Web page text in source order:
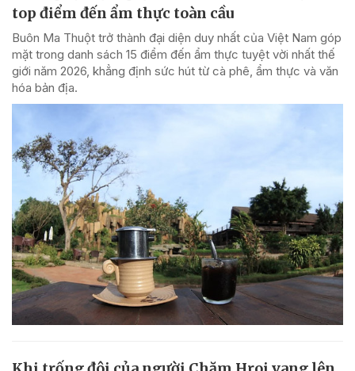
top điểm đến ẩm thực toàn cầu
Buôn Ma Thuột trở thành đại diện duy nhất của Việt Nam góp
mặt trong danh sách 15 điểm đến ẩm thực tuyệt vời nhất thế
giới năm 2026, khẳng định sức hút từ cà phê, ẩm thực và văn
hóa bản địa.